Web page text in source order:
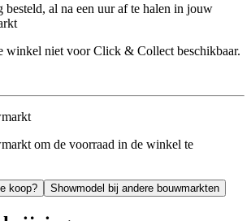
besteld, al na een uur af te halen in jouw
winkel niet voor Click & Collect beschikbaar.
om de voorraad in de winkel te
koop? Showmodel bij andere bouwmarkten